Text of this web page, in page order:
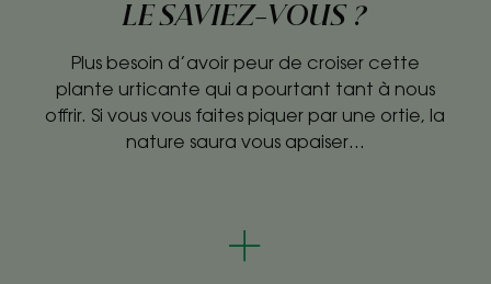
LE SAVIEZ-VOUS ?
Plus besoin d’avoir peur de croiser cette
plante urticante qui a pourtant tant à nous
offrir. Si vous vous faites piquer par une ortie, la
nature saura vous apaiser…